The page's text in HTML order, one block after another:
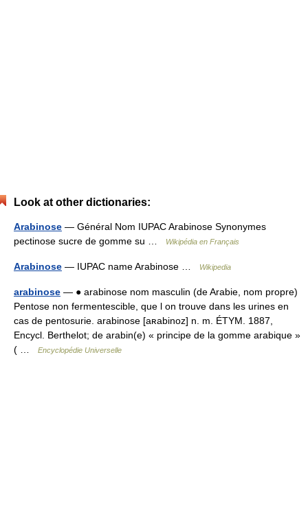
Look at other dictionaries:
Arabinose — Général Nom IUPAC Arabinose Synonymes
pectinose sucre de gomme su …
Wikipédia en Français
Arabinose — IUPAC name Arabinose … Wikipedia
arabinose — ● arabinose nom masculin (de Arabie, nom propre)
Pentose non fermentescible, que l on trouve dans les urines en
cas de pentosurie. arabinose [aʀabinoz] n. m. ÉTYM. 1887,
Encycl. Berthelot; de arabin(e) « principe de la gomme arabique »
( …
Encyclopédie Universelle